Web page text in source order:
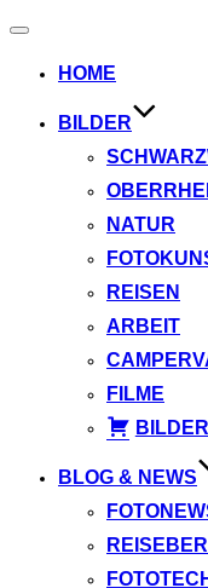
Navigation
HOME
BILDER
NATUR
REISEN
ARBEIT
FILME
BLOG & NEWS